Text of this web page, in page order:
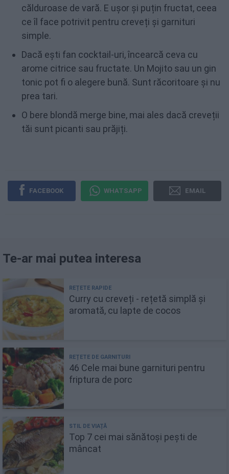
călduroase de vară. E ușor și puțin fructat, ceea
ce îl face potrivit pentru creveți și garnituri
simple.
Dacă ești fan cocktail-uri, încearcă ceva cu
arome citrice sau fructate. Un Mojito sau un gin
tonic pot fi o alegere bună. Sunt răcoritoare și nu
prea tari.
O bere blondă merge bine, mai ales dacă creveții
tăi sunt picanti sau prăjiți.
FACEBOOK WHATSAPP EMAIL
Te-ar mai putea interesa
Curry cu creveți - rețetă simplă și
aromată, cu lapte de cocos
46 Cele mai bune garnituri pentru
friptura de porc
Top 7 cei mai sănătoși pești de
mâncat